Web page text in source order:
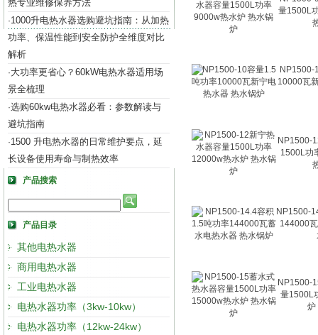
热专业维修保养方法
·1000升电热水器选购避坑指南：从加热
功率、保温性能到安全防护全维度对比
解析
·大功率更省心？60kW电热水器适用场
景全梳理
·选购60kw电热水器必看：参数解读与
避坑指南
·1500 升电热水器的日常维护要点，延
长设备使用寿命与制热效率
产品搜索
产品目录
其他电热水器
商用电热水器
工业电热水器
电热水器功率（3kw-10kw）
电热水器功率（12kw-24kw）
量1500L
NP1500-
10000瓦
NP1500-
1500L功
NP1500-
144000
NP1500-
量1500L
炉